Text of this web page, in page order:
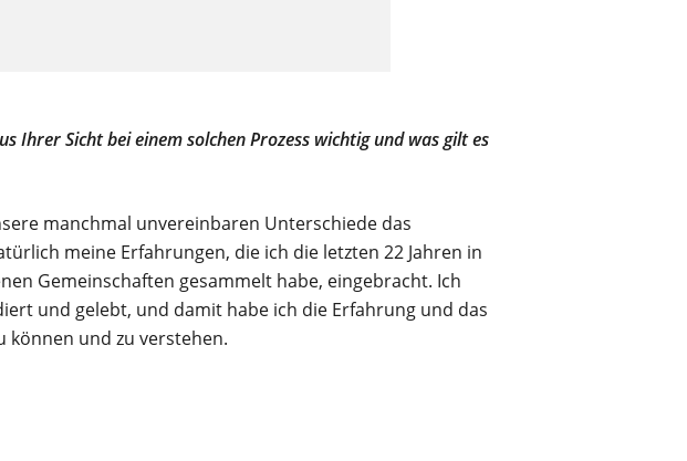
Ihrer Sicht bei einem solchen Prozess wichtig und was gilt es
manchmal unvereinbaren Unterschiede das
meine Erfahrungen, die ich die letzten 22 Jahren in
Gemeinschaften gesammelt habe, eingebracht. Ich
und gelebt, und damit habe ich die Erfahrung und das
können und zu verstehen.